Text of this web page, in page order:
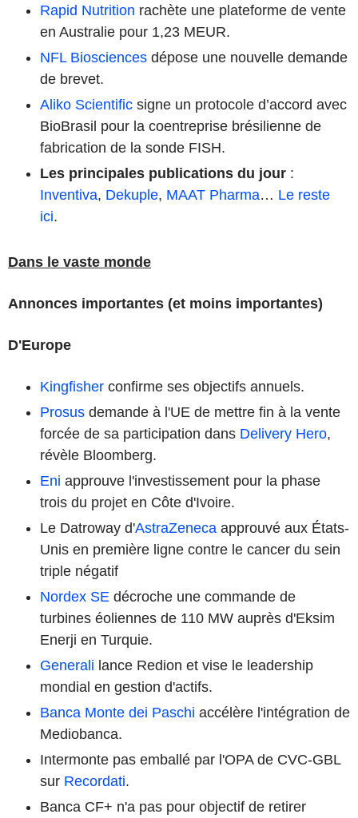
Rapid Nutrition rachète une plateforme de vente
en Australie pour 1,23 MEUR.
NFL Biosciences dépose une nouvelle demande
de brevet.
Aliko Scientific signe un protocole d’accord avec
BioBrasil pour la coentreprise brésilienne de
fabrication de la sonde FISH.
Les principales publications du jour :
Inventiva, Dekuple, MAAT Pharma… Le reste
ici.
Dans le vaste monde
Annonces importantes (et moins importantes)
D'Europe
Kingfisher confirme ses objectifs annuels.
Prosus demande à l'UE de mettre fin à la vente
forcée de sa participation dans Delivery Hero,
révèle Bloomberg.
Eni approuve l'investissement pour la phase
trois du projet en Côte d'Ivoire.
Le Datroway d'AstraZeneca approuvé aux États-
Unis en première ligne contre le cancer du sein
triple négatif
Nordex SE décroche une commande de
turbines éoliennes de 110 MW auprès d'Eksim
Enerji en Turquie.
Generali lance Redion et vise le leadership
mondial en gestion d'actifs.
Banca Monte dei Paschi accélère l'intégration de
Mediobanca.
Intermonte pas emballé par l'OPA de CVC-GBL
sur Recordati.
Banca CF+ n'a pas pour objectif de retirer